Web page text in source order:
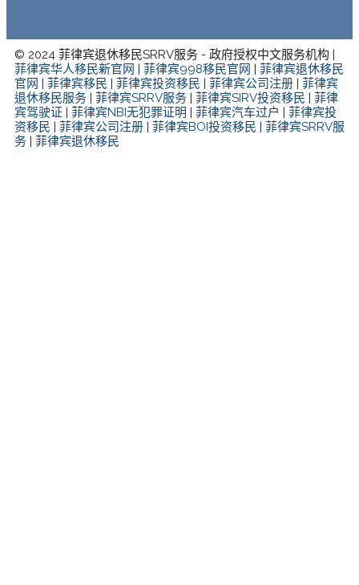
© 2024 菲律宾退休移民SRRV服务 - 政府授权中文服务机构 |
菲律宾华人移民新官网 | 菲律宾998移民官网 | 菲律宾退休移民
官网 | 菲律宾移民 | 菲律宾投资移民 | 菲律宾公司注册 | 菲律宾
退休移民服务 | 菲律宾SRRV服务 | 菲律宾SIRV投资移民 | 菲律
宾驾驶证 | 菲律宾NBI无犯罪证明 | 菲律宾汽车过户 | 菲律宾投
资移民 | 菲律宾公司注册 | 菲律宾BOI投资移民 | 菲律宾SRRV服
务 | 菲律宾退休移民